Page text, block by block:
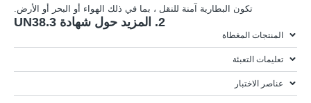
تكون البطارية آمنة للنقل ، بما في ذلك الهواء أو البحر أو الأرض.
2. المزيد حول شهادة UN38.3
المنتجات المغطاة
تعليمات التعبئة
عناصر الاختبار